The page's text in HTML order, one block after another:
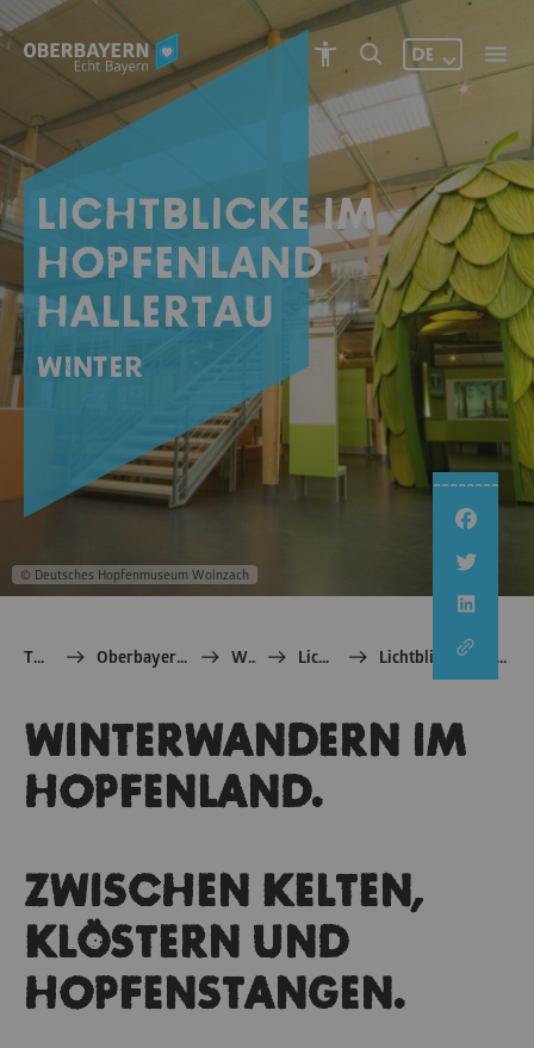
DE
© Deutsches Hopfenmuseum Wolnzach
LICHTBLICKE IM
HOPFENLAND
HALLERTAU
Winter
TOM e.V. Oberbayern: echt Bayern Winter Lichtblicke Lichtblicke im Hopfenland Hallertau
WINTERWANDERN IM
HOPFENLAND.
ZWISCHEN KELTEN,
KLÖSTERN UND
HOPFENSTANGEN.